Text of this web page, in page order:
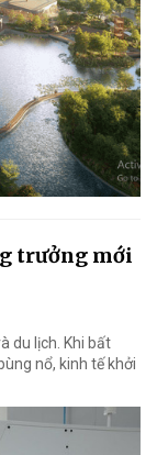
trưởng mới
du lịch. Khi bất
nổ, kinh tế khởi